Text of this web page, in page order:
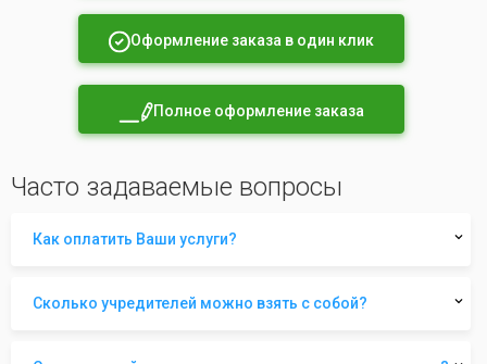
Оформление заказа в один клик
Полное оформление заказа
Часто задаваемые вопросы
Как оплатить Ваши услуги?
Сколько учредителей можно взять с собой?